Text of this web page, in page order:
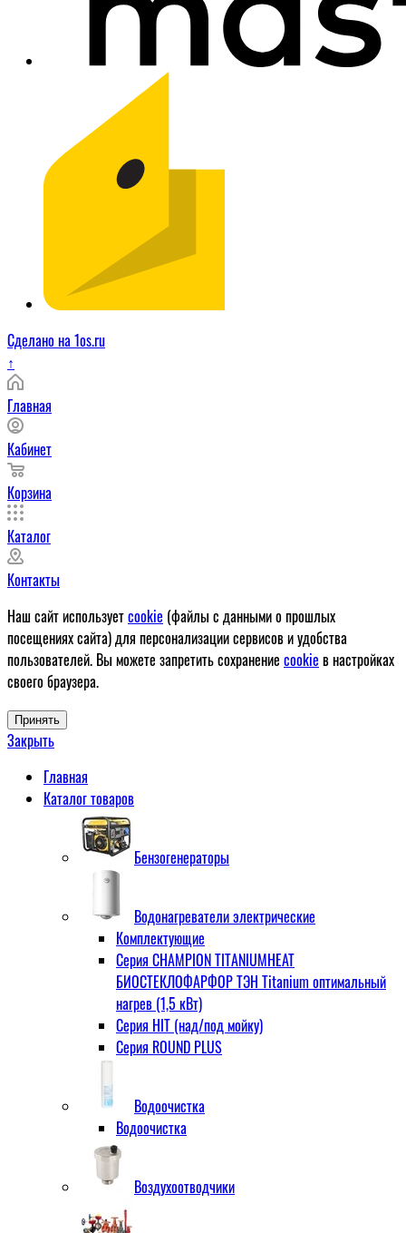
Сделано на 1os.ru
↑
Главная
Кабинет
Корзина
Каталог
Контакты
Наш сайт используетcookie (файлы с данными о прошлых
посещениях сайта) для персонализации сервисов и удобства
пользователей. Вы можете запретить сохранение cookie в настройках
своего браузера.
Принять
Закрыть
Главная
Каталог товаров
Бензогенераторы
Водонагреватели электрические
Комплектующие
Серия CHAMPION TITANIUMHEAT
БИОСТЕКЛОФАРФОР ТЭН Titanium оптимальный
нагрев (1,5 кВт)
Серия HIT (над/под мойку)
Серия ROUND PLUS
Водоочистка
Водоочистка
Воздухоотводчики